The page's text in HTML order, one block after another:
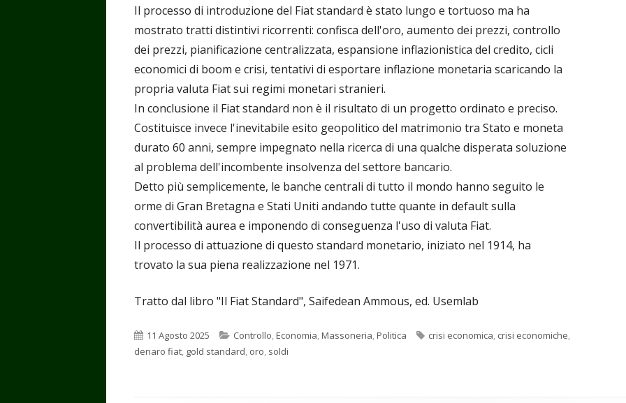
Il processo di introduzione del Fiat standard è stato lungo e tortuoso ma ha
mostrato tratti distintivi ricorrenti: confisca dell'oro, aumento dei prezzi, controllo
dei prezzi, pianificazione centralizzata, espansione inflazionistica del credito, cicli
economici di boom e crisi, tentativi di esportare inflazione monetaria scaricando la
propria valuta Fiat sui regimi monetari stranieri.
In conclusione il Fiat standard non è il risultato di un progetto ordinato e preciso.
Costituisce invece l'inevitabile esito geopolitico del matrimonio tra Stato e moneta
durato 60 anni, sempre impegnato nella ricerca di una qualche disperata soluzione
al problema dell'incombente insolvenza del settore bancario.
Detto più semplicemente, le banche centrali di tutto il mondo hanno seguito le
orme di Gran Bretagna e Stati Uniti andando tutte quante in default sulla
convertibilità aurea e imponendo di conseguenza l'uso di valuta Fiat.
Il processo di attuazione di questo standard monetario, iniziato nel 1914, ha
trovato la sua piena realizzazione nel 1971.
Tratto dal libro "Il Fiat Standard", Saifedean Ammous, ed. Usemlab
Pubblicato
11 Agosto 2025 Categorie
Controllo,Economia,Massoneria,Politica Tag
crisi economica, crisi economiche,
denaro fiat, gold standard, oro, soldi